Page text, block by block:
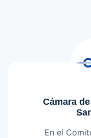
Cámara
En el